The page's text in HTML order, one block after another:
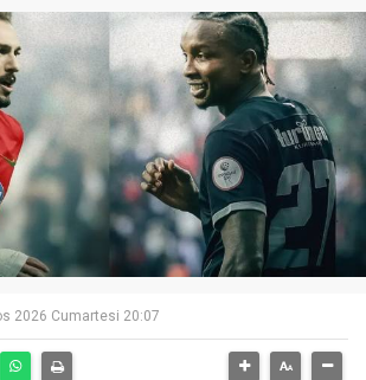
2026 Cumartesi 20:07